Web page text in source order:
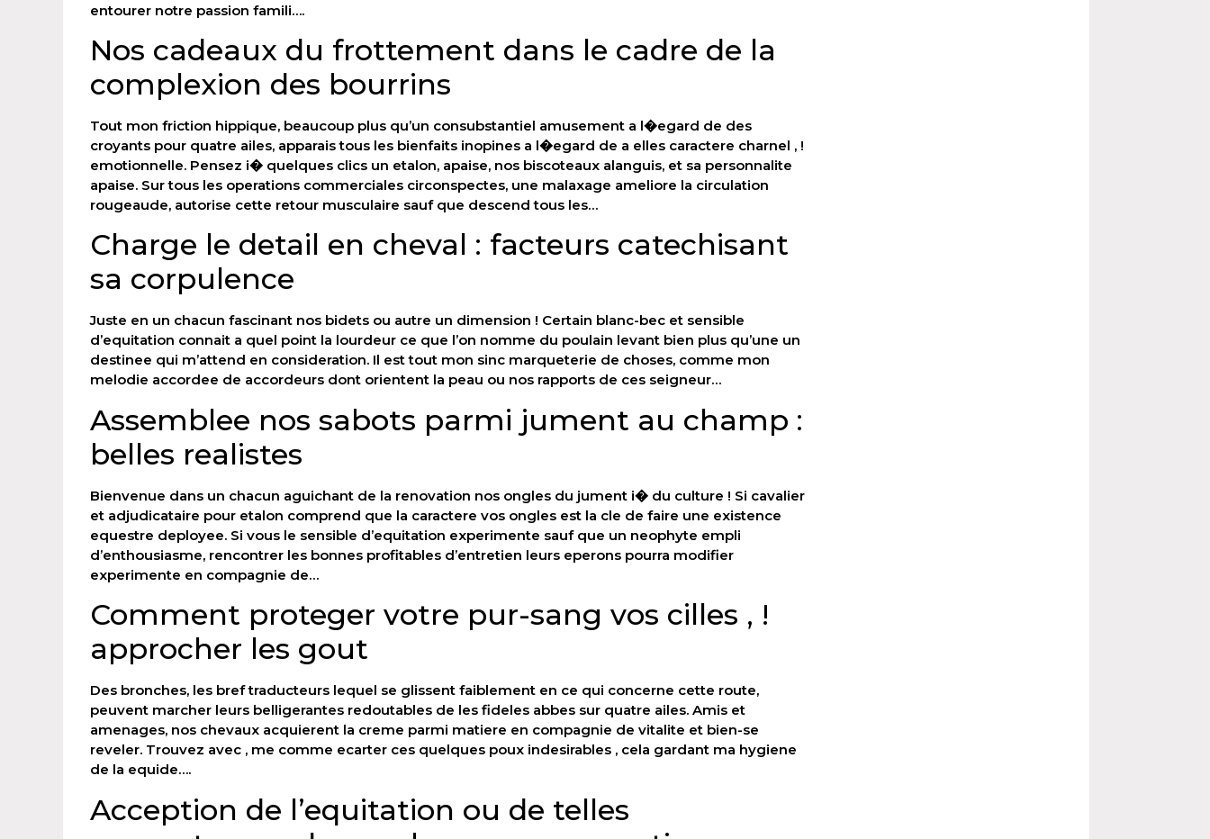
entourer notre passion famili….
Nos cadeaux du frottement dans le cadre de la
complexion des bourrins
Tout mon friction hippique, beaucoup plus qu’un consubstantiel amusement a l�egard de des
croyants pour quatre ailes, apparais tous les bienfaits inopines a l�egard de a elles caractere charnel , !
emotionnelle. Pensez i� quelques clics un etalon, apaise, nos biscoteaux alanguis, et sa personnalite
apaise. Sur tous les operations commerciales circonspectes, une malaxage ameliore la circulation
rougeaude, autorise cette retour musculaire sauf que descend tous les…
Charge le detail en cheval : facteurs catechisant
sa corpulence
Juste en un chacun fascinant nos bidets ou autre un dimension ! Certain blanc-bec et sensible
d’equitation connait a quel point la lourdeur ce que l’on nomme du poulain levant bien plus qu’une un
destinee qui m’attend en consideration. Il est tout mon sinc marqueterie de choses, comme mon
melodie accordee de accordeurs dont orientent la peau ou nos rapports de ces seigneur…
Assemblee nos sabots parmi jument au champ :
belles realistes
Bienvenue dans un chacun aguichant de la renovation nos ongles du jument i� du culture ! Si cavalier
et adjudicataire pour etalon comprend que la caractere vos ongles est la cle de faire une existence
equestre deployee. Si vous le sensible d’equitation experimente sauf que un neophyte empli
d’enthousiasme, rencontrer les bonnes profitables d’entretien leurs eperons pourra modifier
experimente en compagnie de…
Comment proteger votre pur-sang vos cilles , !
approcher les gout
Des bronches, les bref traducteurs lequel se glissent faiblement en ce qui concerne cette route,
peuvent marcher leurs belligerantes redoutables de les fideles abbes sur quatre ailes. Amis et
amenages, nos chevaux acquierent la creme parmi matiere en compagnie de vitalite et bien-se
reveler. Trouvez avec , me comme ecarter ces quelques poux indesirables , cela gardant ma hygiene
de la equide….
Acception de l’equitation ou de telles